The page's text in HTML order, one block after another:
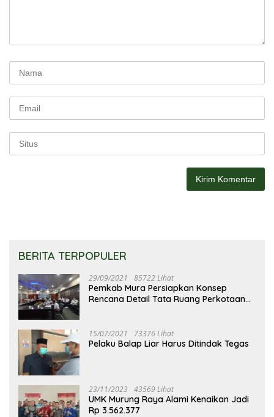
BERITA TERPOPULER
29/09/2021 85722 Lihat
Pemkab Mura Persiapkan Konsep
Rencana Detail Tata Ruang Perkotaan
15/07/2021 73376 Lihat
Pelaku Balap Liar Harus Ditindak Tegas
23/11/2023 43569 Lihat
UMK Murung Raya Alami Kenaikan Jadi
Rp 3.562.377